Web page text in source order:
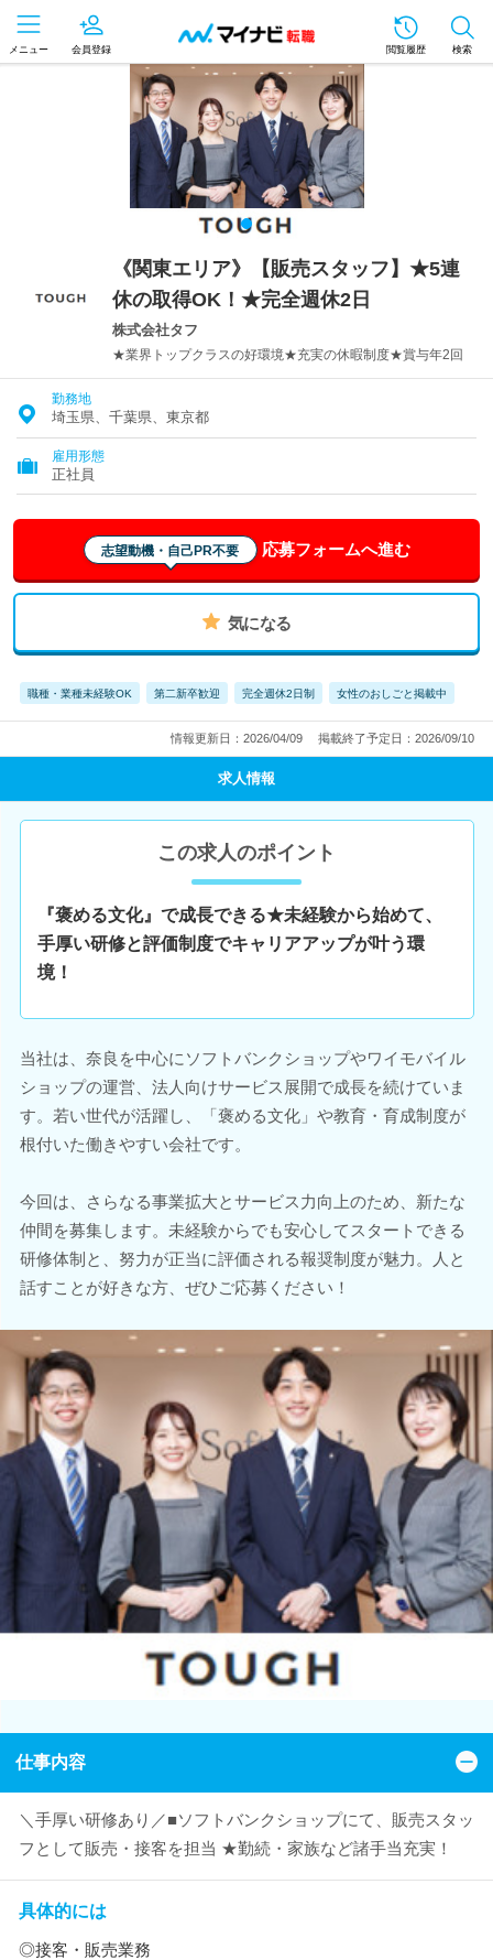
メニュー 会員登録 閲覧履歴 検索
《関東エリア》【販売スタッフ】★5連
休の取得OK！★完全週休2日
株式会社タフ
★業界トップクラスの好環境★充実の休暇制度★賞与年2回
勤務地
埼玉県、千葉県、東京都
雇用形態
正社員
志望動機・自己PR不要 応募フォームへ進む
気になる
職種・業種未経験OK 第二新卒歓迎 完全週休2日制 女性のおしごと掲載中
情報更新日：2026/04/09 掲載終了予定日：2026/09/10
求人情報
この求人のポイント
『褒める文化』で成長できる★未経験から始めて、
手厚い研修と評価制度でキャリアアップが叶う環
境！
当社は、奈良を中心にソフトバンクショップやワイモバイル
ショップの運営、法人向けサービス展開で成長を続けていま
す。若い世代が活躍し、「褒める文化」や教育・育成制度が
根付いた働きやすい会社です。
今回は、さらなる事業拡大とサービス力向上のため、新たな
仲間を募集します。未経験からでも安心してスタートできる
研修体制と、努力が正当に評価される報奨制度が魅力。人と
話すことが好きな方、ぜひご応募ください！
仕事内容
＼手厚い研修あり／■ソフトバンクショップにて、販売スタッ
フとして販売・接客を担当 ★勤続・家族など諸手当充実！
具体的には
◎接客・販売業務